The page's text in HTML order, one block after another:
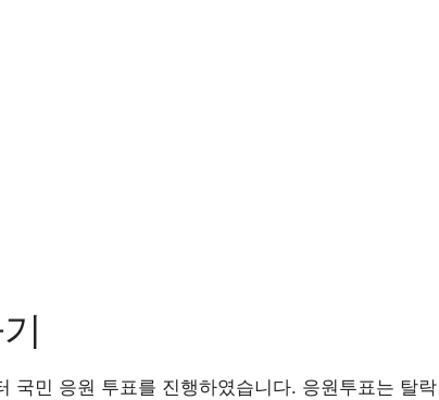
국민 응원 투표를 진행하였습니다. 응원투표는 탈락